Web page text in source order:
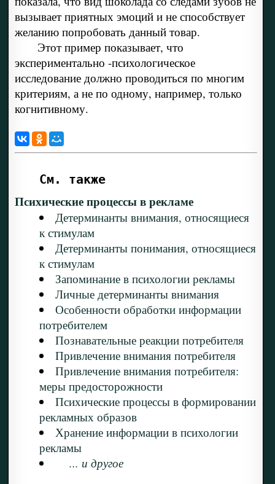
вызывает приятных эмоций и не способствует
желанию попробовать данный товар.
Этот пример показывает, что
экспериментально -психологическое
исследование должно проводиться по многим
критериям, а не по одному, например, только
когнитивному.
См. также
Психические процессы в рекламе
Детерминанты внимания, относящиеся
к стимулам
Детерминанты понимания, относящиеся
к стимулам
Запоминание в психологии рекламы
Личные детерминанты внимания
Особенности обработки информации
потребителем
Познавательные реакции потребителя
Привлечение внимания потребителя
Привлечение внимания потребителя:
меры предосторожности
Психические процессы в формировании
рекламных образов
Хранение информации в психологии
рекламы
... и другое